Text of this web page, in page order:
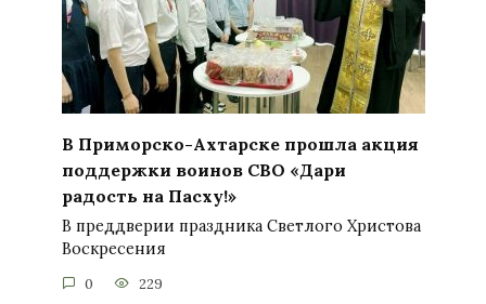
В Приморско-Ахтарске прошла акция
поддержки воинов СВО «Дари
радость на Пасху!»
В преддверии праздника Светлого Христова
Воскресения
0 229